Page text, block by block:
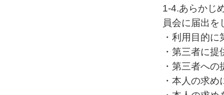
1-4.あらかじ
員会に届出を
・利用目的
・第三者に
・第三者へ
・本人の求